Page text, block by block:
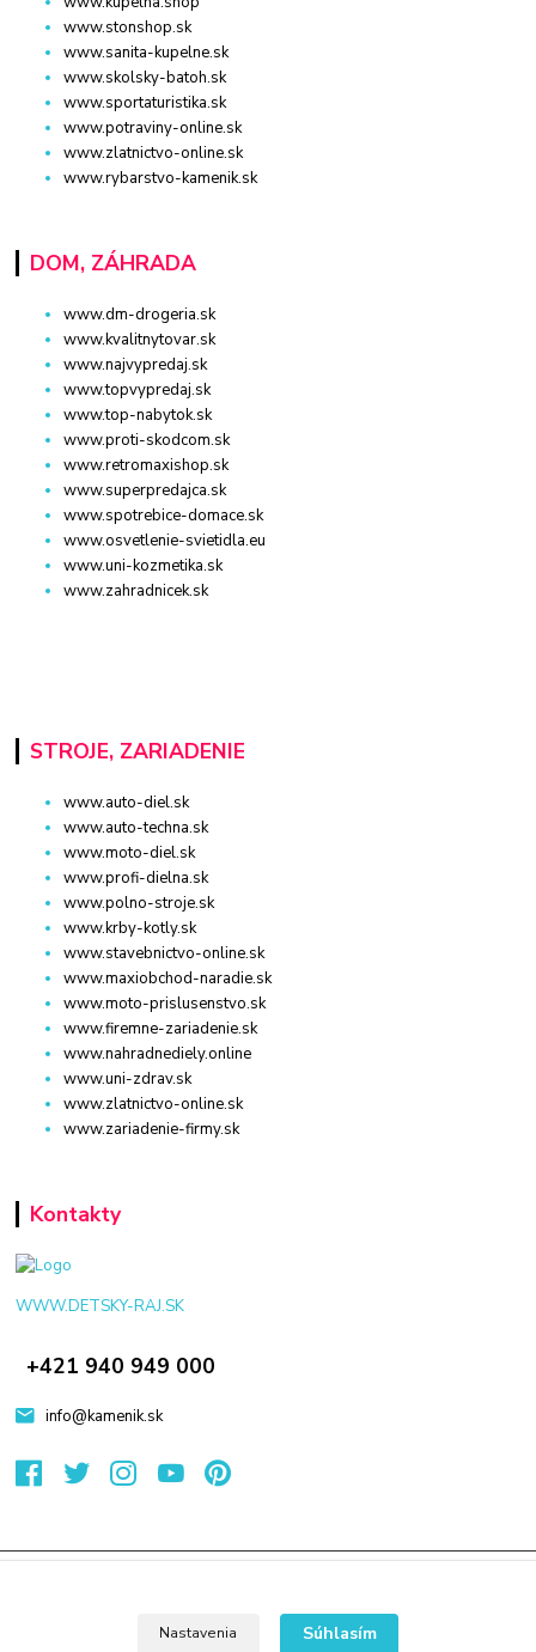
www.stonshop.sk
www.sanita-kupelne.sk
www.skolsky-batoh.sk
www.sportaturistika.sk
www.potraviny-online.sk
www.zlatnictvo-online.sk
www.rybarstvo-kamenik.sk
DOM, ZÁHRADA
www.dm-drogeria.sk
www.kvalitnytovar.sk
www.najvypredaj.sk
www.topvypredaj.sk
www.top-nabytok.sk
www.proti-skodcom.sk
www.retromaxishop.sk
www.superpredajca.sk
www.spotrebice-domace.sk
www.osvetlenie-svietidla.eu
www.uni-kozmetika.sk
www.zahradnicek.sk
STROJE, ZARIADENIE
www.auto-diel.sk
www.auto-techna.sk
www.moto-diel.sk
www.profi-dielna.sk
www.polno-stroje.sk
www.krby-kotly.sk
www.stavebnictvo-online.sk
www.maxiobchod-naradie.sk
www.moto-prislusenstvo.sk
www.firemne-zariadenie.sk
www.nahradnediely.online
www.uni-zdrav.sk
www.zlatnictvo-online.sk
www.zariadenie-firmy.sk
Kontakty
WWW.DETSKY-RAJ.SK
+421 940 949 000
info@kamenik.sk
Eshop-rychlo.sk
Nastavenia
Súhlasím